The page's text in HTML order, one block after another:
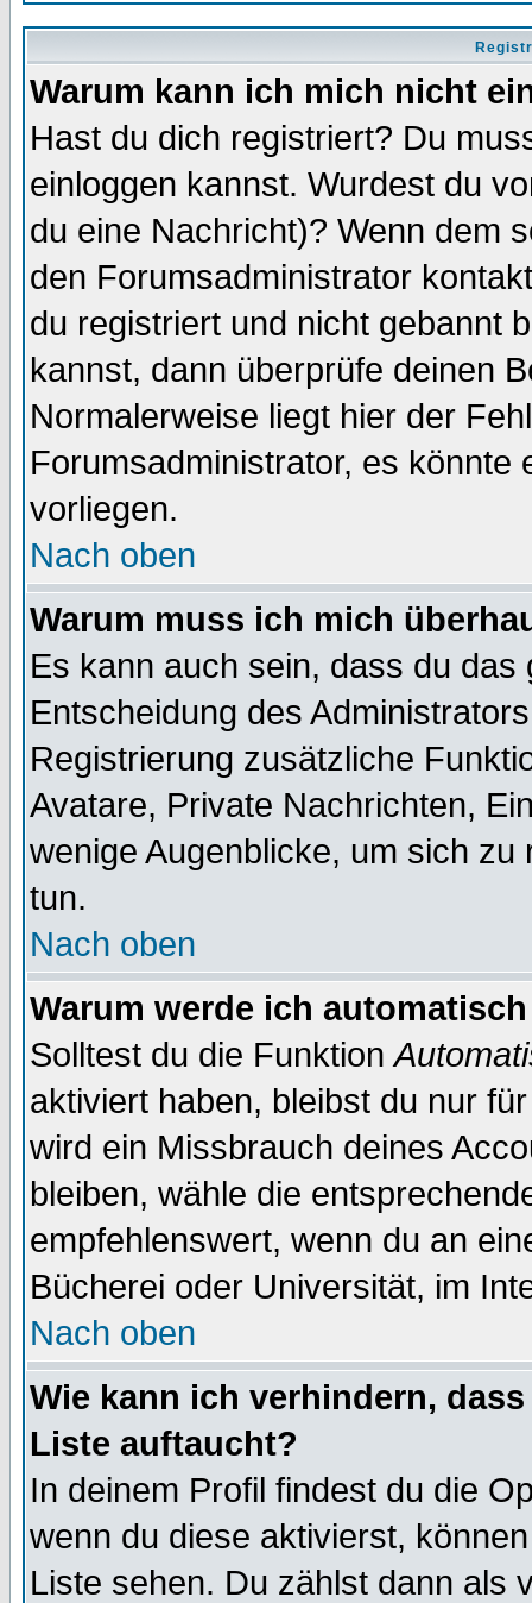
Warum kann ich mich nicht
Hast du dich registriert? Du
einloggen kannst. Wurdest du
du eine Nachricht)? Wenn dem
den Forumsadministrator
du registriert und nicht gebannt
kannst, dann überprüfe deinen
Normalerweise liegt hier der
Forumsadministrator, es könnte
vorliegen.
Nach oben
Warum muss ich mich
Es kann auch sein, dass du
Entscheidung des
Registrierung zusätzliche
Avatare, Private Nachrichten,
wenige Augenblicke, um sich
tun.
Nach oben
Warum werde ich
Solltest du die Funktion
aktiviert haben, bleibst du nur
wird ein Missbrauch deines
bleiben, wähle die
empfehlenswert, wenn du an
Bücherei oder Universität, im
Nach oben
Wie kann ich verhindern,
Liste auftaucht?
In deinem Profil findest du die
wenn du diese aktivierst,
Liste sehen. Du zählst dann als